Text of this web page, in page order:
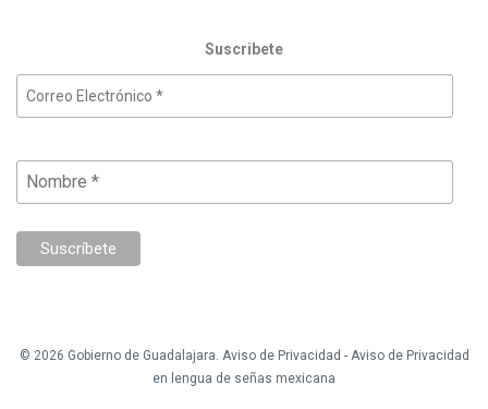
Suscribete
© 2026 Gobierno de Guadalajara. Aviso de Privacidad - Aviso de Privacidad
en lengua de señas mexicana